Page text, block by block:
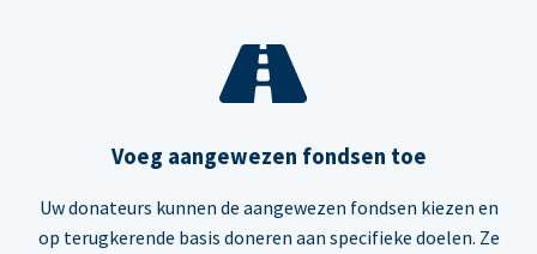
Voeg aangewezen fondsen toe
Uw donateurs kunnen de aangewezen fondsen kiezen en
op terugkerende basis doneren aan specifieke doelen. Ze